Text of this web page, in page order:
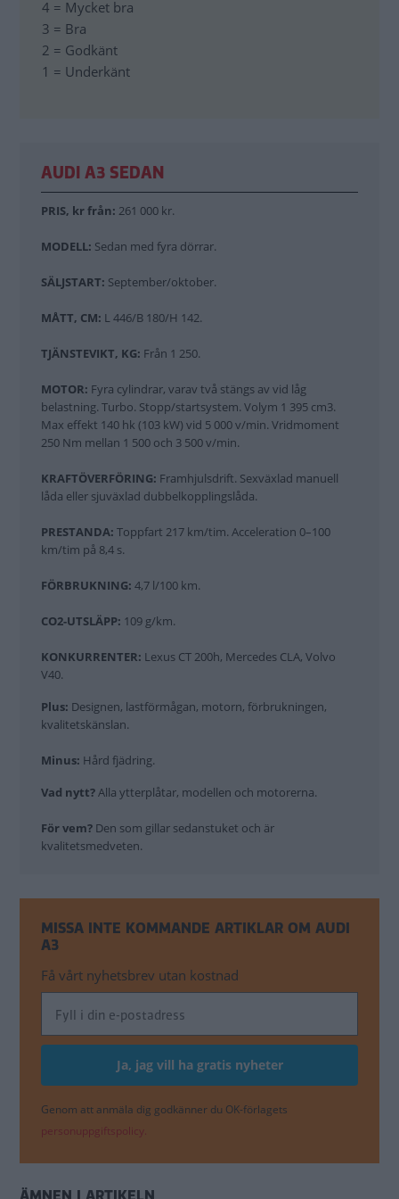
4 = Mycket bra
3 = Bra
2 = Godkänt
1 = Underkänt
AUDI A3 SEDAN
PRIS, kr från: 261 000 kr.
MODELL: Sedan med fyra dörrar.
SÄLJSTART: September/oktober.
MÅTT, CM: L 446/B 180/H 142.
TJÄNSTEVIKT, KG: Från 1 250.
MOTOR: Fyra cylindrar, varav två stängs av vid låg
belastning. Turbo. Stopp/startsystem. Volym 1 395 cm3.
Max effekt 140 hk (103 kW) vid 5 000 v/min. Vridmoment
250 Nm mellan 1 500 och 3 500 v/min.
KRAFTÖVERFÖRING: Framhjulsdrift. Sexväxlad manuell
låda eller sjuväxlad dubbelkopplingslåda.
PRESTANDA: Toppfart 217 km/tim. Acceleration 0–100
km/tim på 8,4 s.
FÖRBRUKNING: 4,7 l/100 km.
CO2-UTSLÄPP: 109 g/km.
KONKURRENTER: Lexus CT 200h, Mercedes CLA, Volvo
V40.
Plus: Designen, lastförmågan, motorn, förbrukningen,
kvalitetskänslan.
Minus: Hård fjädring.
Vad nytt? Alla ytterplåtar, modellen och motorerna.
För vem? Den som gillar sedanstuket och är
kvalitetsmedveten.
MISSA INTE KOMMANDE ARTIKLAR OM AUDI
A3
Få vårt nyhetsbrev utan kostnad
Genom att anmäla dig godkänner du OK-förlagets
personuppgiftspolicy.